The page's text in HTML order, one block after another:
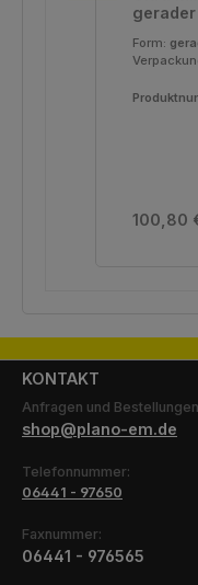
Form:
100,80
KONTAKT
Anfragen und
shop@plano-em.de
Telefonnummer:
06441 - 97650
Faxnummer:
06441 - 976565